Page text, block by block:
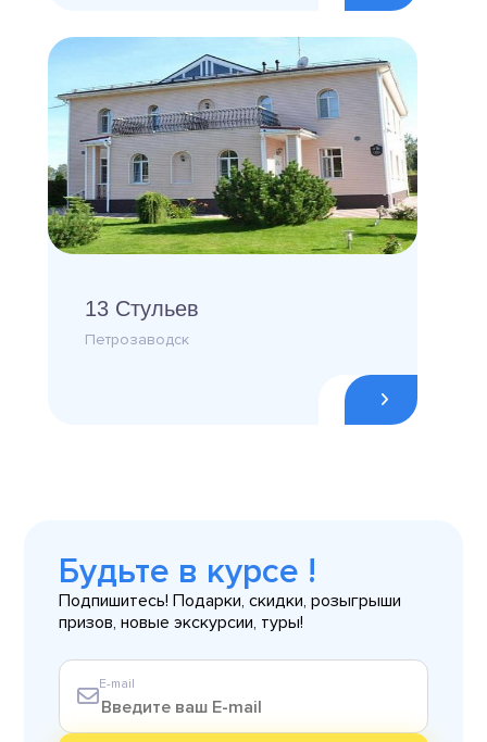
13 Стульев
Петрозаводск
Будьте в курсе !
Подпишитесь! Подарки, скидки, розыгрыши
призов, новые экскурсии, туры!
E-mail